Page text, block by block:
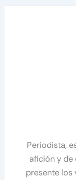
Periodista,
afición y de
presente los